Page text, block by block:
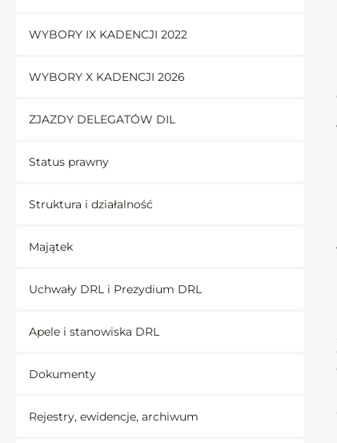
WYBORY IX KADENCJI 2022
WYBORY X KADENCJI 2026
ZJAZDY DELEGATÓW DIL
Status prawny
Struktura i działalność
Majątek
Uchwały DRL i Prezydium DRL
Apele i stanowiska DRL
Dokumenty
Rejestry, ewidencje, archiwum